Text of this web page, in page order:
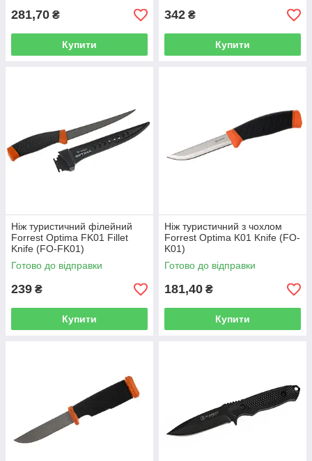
281,70 ₴
Купити
342 ₴
Купити
Ніж туристичний філейний
Forrest Optima FK01 Fillet
Knife (FO-FK01)
Готово до відправки
239 ₴
Купити
Ніж туристичний з чохлом
Forrest Optima K01 Knife (FO-
K01)
Готово до відправки
181,40 ₴
Купити